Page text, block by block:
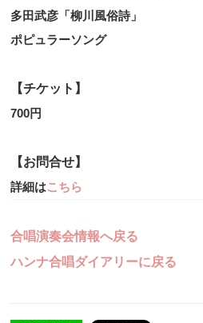
多田武彦「柳川風俗詩」
ポピュラーソング
【チケット】
700円
【お問合せ】
詳細はこちら
合唱演奏会情報へ戻る
ハンナ合唱ダイアリーに戻る